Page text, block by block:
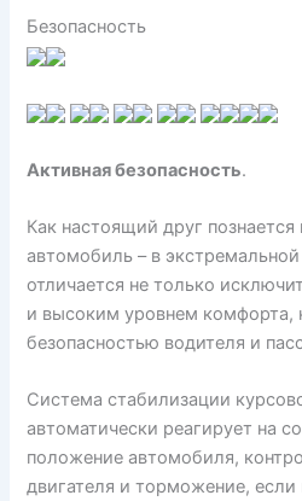
Безопасность
Активная безопасность.
Как настоящий друг познается
автомобиль – в
отличается не только
и высоким уровнем комфорта,
безопасностью водителя и
Система стабилизации
автоматически реагирует на
положение автомобиля,
двигателя и торможение, если